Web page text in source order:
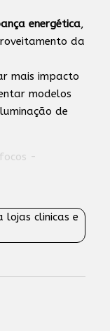
energética,
da
mais impacto
modelos
de
-